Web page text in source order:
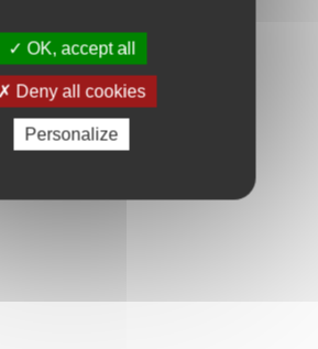
OK, accept all
Deny all cookies
Personalize